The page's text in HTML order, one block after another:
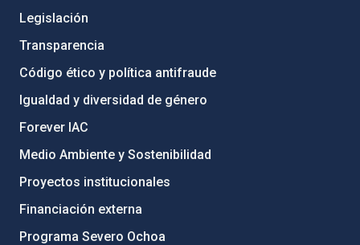
Legislación
Transparencia
Código ético y política antifraude
Igualdad y diversidad de género
Forever IAC
Medio Ambiente y Sostenibilidad
Proyectos institucionales
Financiación externa
Programa Severo Ochoa